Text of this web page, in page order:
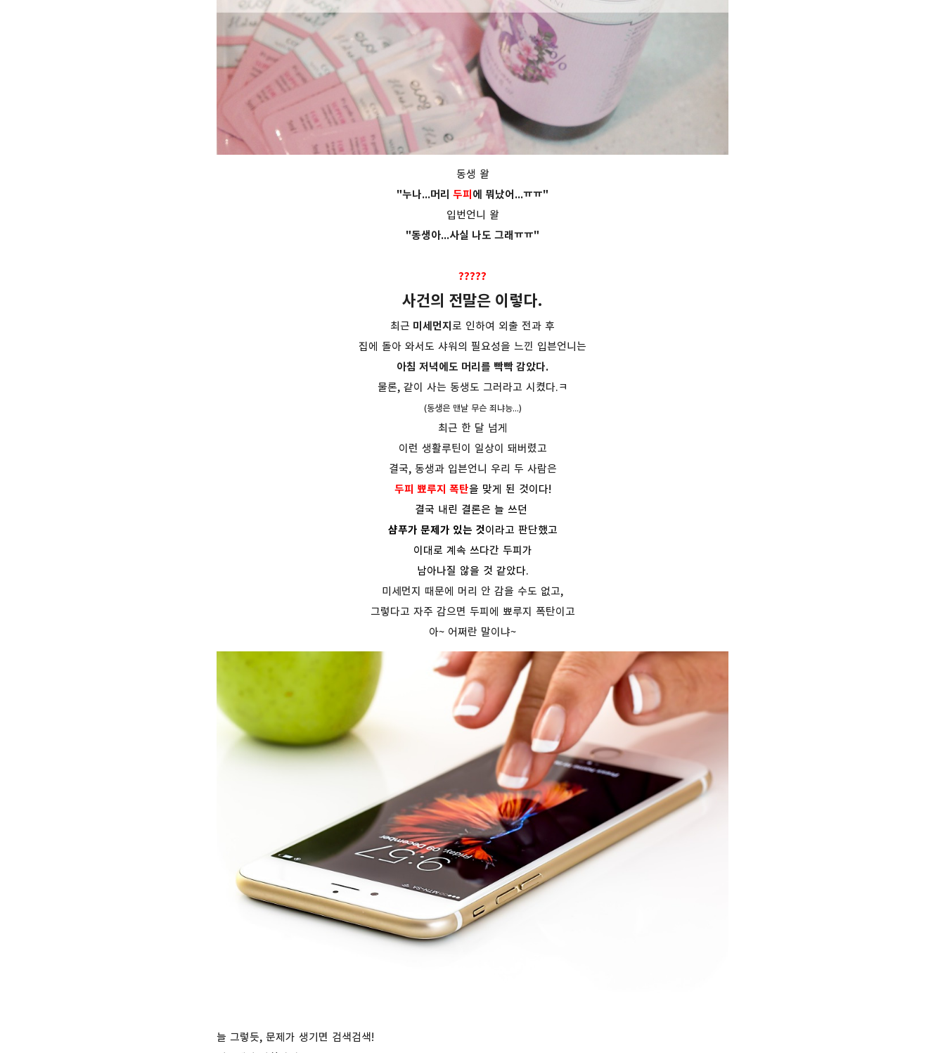
동생 왈
"누나...머리 두피에 뭐났어...ㅠㅠ"
입번언니 왈
"동생아...사실 나도 그래ㅠㅠ"
?????
사건의 전말은 이렇다.
최근 미세먼지로 인하여 외출 전과 후
집에 돌아 와서도 샤워의 필요성을 느낀 입븐언니는
아침 저녁에도 머리를 빡빡 감았다.
물론, 같이 사는 동생도 그러라고 시켰다.ㅋ
(동생은 맨날 무슨 죄냐능...)
최근 한 달 넘게
이런 생활루틴이 일상이 돼버렸고
결국, 동생과 입븐언니 우리 두 사람은
두피 뾰루지 폭탄을 맞게 된 것이다!
결국 내린 결론은 늘 쓰던
샴푸가 문제가 있는 것이라고 판단했고
이대로 계속 쓰다간 두피가
남아나질 않을 것 같았다.
미세먼지 때문에 머리 안 감을 수도 없고,
그렇다고 자주 감으면 두피에 뾰루지 폭탄이고
아~ 어쩌란 말이냐~
늘 그렇듯, 문제가 생기면 검색검색!